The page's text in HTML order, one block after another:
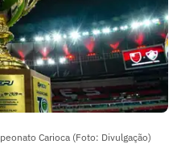
Carioca (Foto: Divulgação)